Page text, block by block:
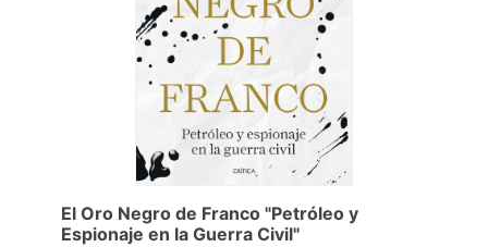
El Oro Negro de Franco "Petróleo y
Espionaje en la Guerra Civil"